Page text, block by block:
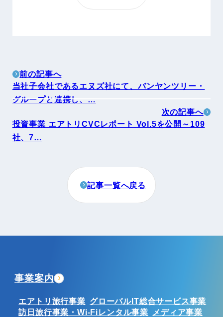
前の記事へ
当社子会社であるエヌズ社にて、バンヤンツリー・
グループと連携し、…
次の記事へ
投資事業 エアトリCVCレポート Vol.5を公開～109
社、7…
記事一覧へ戻る
事業案内
エアトリ旅行事業 グローバルIT総合サービス事業
訪日旅行事業・Wi-Fiレンタル事業
メディア事業